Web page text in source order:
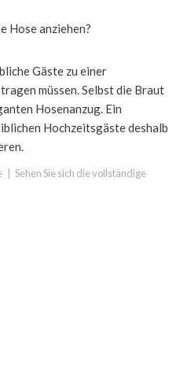
Hose anziehen?
Gäste zu einer
müssen. Selbst die Braut
Hosenanzug. Ein
Hochzeitsgäste deshalb
Sehen Sie sich die vollständige